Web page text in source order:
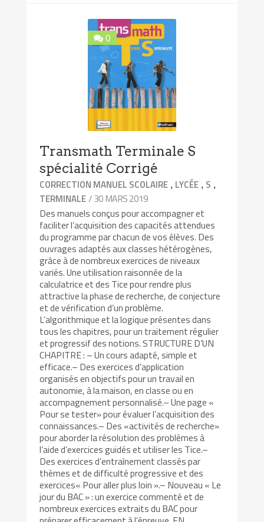
0
Transmath Terminale S
spécialité Corrigé
CORRECTION MANUEL SCOLAIRE , LYCÉE , S ,
TERMINALE/ 30 MARS 2019
Des manuels conçus pour accompagner et
faciliter l’acquisition des capacités attendues
du programme par chacun de vos élèves. Des
ouvrages adaptés aux classes hétérogènes,
grâce à de nombreux exercices de niveaux
variés. Une utilisation raisonnée de la
calculatrice et des Tice pour rendre plus
attractive la phase de recherche, de conjecture
et de vérification d’un problème.
L’algorithmique et la logique présentes dans
tous les chapitres, pour un traitement régulier
et progressif des notions. STRUCTURE D’UN
CHAPITRE : – Un cours adapté, simple et
efficace.– Des exercices d’application
organisés en objectifs pour un travail en
autonomie, à la maison, en classe ou en
accompagnement personnalisé.– Une page «
Pour se tester» pour évaluer l’acquisition des
connaissances.– Des «activités de recherche»
pour aborder la résolution des problèmes à
l’aide d’exercices guidés et utiliser les Tice.–
Des exercices d’entraînement classés par
thèmes et de difficulté progressive et des
exercices« Pour aller plus loin ».– Nouveau « Le
jour du BAC » : un exercice commenté et de
nombreux exercices extraits du BAC pour